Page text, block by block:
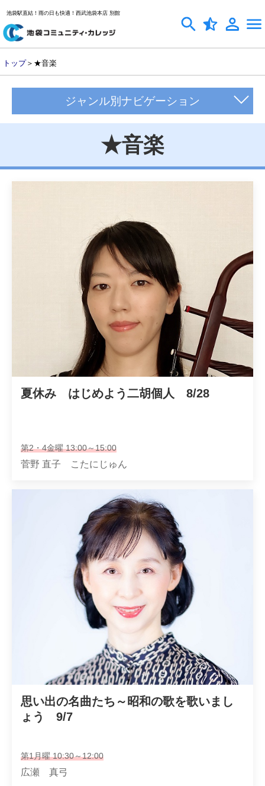
池袋駅直結！雨の日も快適！西武池袋本店 別館
トップ＞★音楽
ジャンル別ナビゲーション
★音楽
夏休み　はじめよう二胡個人　8/28
第2・4金曜 13:00～15:00
菅野 直子 こたにじゅん
思い出の名曲たち～昭和の歌を歌いまし
ょう　9/7
第1月曜 10:30～12:00
広瀬 真弓